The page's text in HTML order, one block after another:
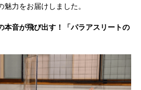
力をお届けしました。
本音が飛び出す！「パラアスリートの